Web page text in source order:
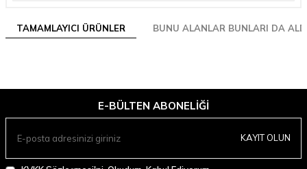
TAMAMLAYICI ÜRÜNLER BUNU ALANLAR BUNLARI DA
E-BÜLTEN ABONELIĞI
KAYIT OLUN